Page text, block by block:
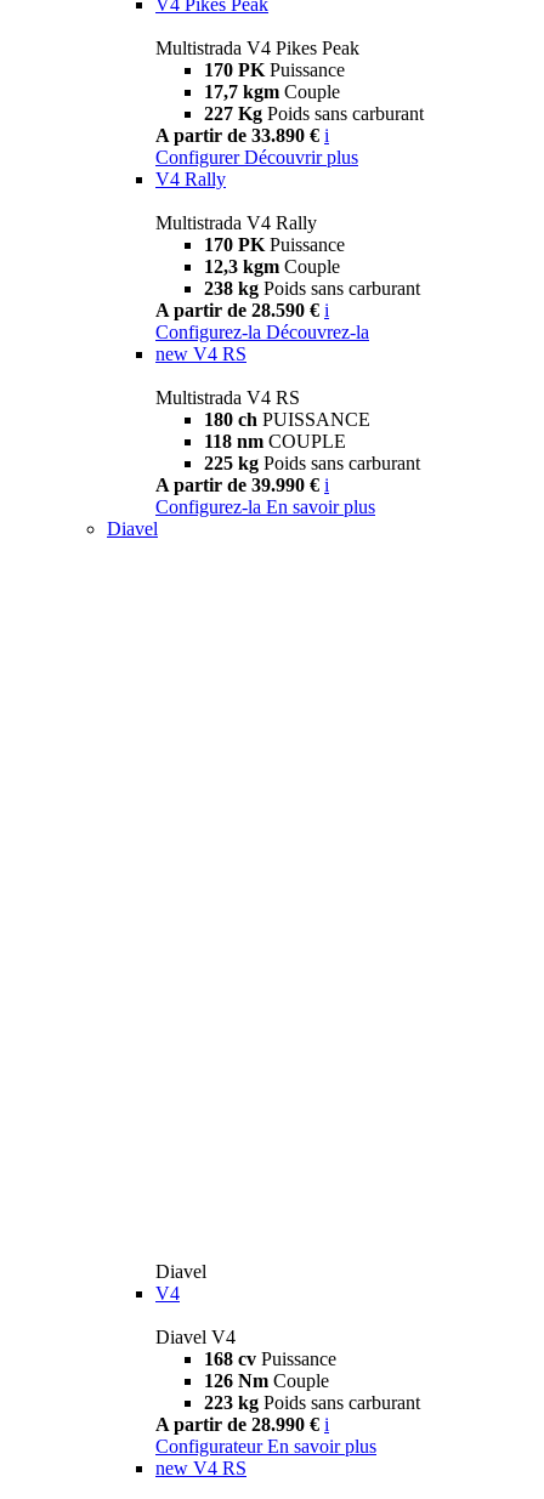
Multistrada V4 Pikes Peak
170 PK Puissance
17,7 kgm Couple
227 Kg Poids sans carburant
A partir de 33.890 € i
Configurer Découvrir plus
V4 Rally
Multistrada V4 Rally
170 PK Puissance
12,3 kgm Couple
238 kg Poids sans carburant
A partir de 28.590 € i
Configurez-la Découvrez-la
new V4 RS
Multistrada V4 RS
180 ch PUISSANCE
118 nm COUPLE
225 kg Poids sans carburant
A partir de 39.990 € i
Configurez-la En savoir plus
Diavel
Diavel
V4
Diavel V4
168 cv Puissance
126 Nm Couple
223 kg Poids sans carburant
A partir de 28.990 € i
Configurateur En savoir plus
new V4 RS